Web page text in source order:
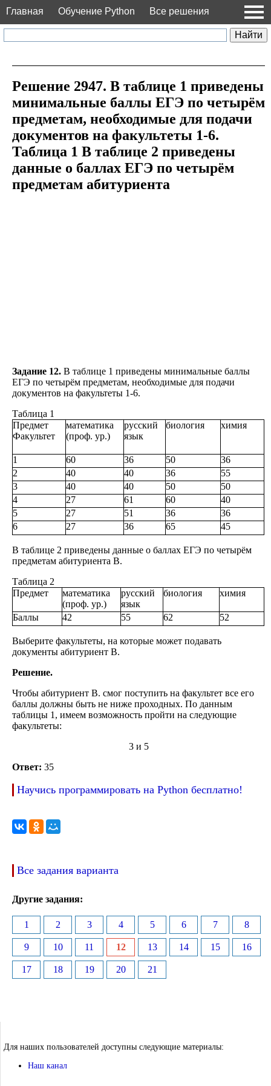
Главная Обучение Python Все решения
Решение 2947. В таблице 1 приведены
минимальные баллы ЕГЭ по четырём
предметам, необходимые для подачи
документов на факультеты 1-6.
Таблица 1 В таблице 2 приведены
данные о баллах ЕГЭ по четырём
предметам абитуриента
Задание 12. В таблице 1 приведены минимальные баллы
ЕГЭ по четырём предметам, необходимые для подачи
документов на факультеты 1-6.
Таблица 1
Предмет
Факультет
математика
(проф. ур.)
русский
язык
биология химия
1 60 36 50
36
2
40 40 36
55
3
40 40 50
50
4
27 61 60
40
5
27 51 36
36
6
27 36 65 45
В таблице 2 приведены данные о баллах ЕГЭ по четырём
предметам абитуриента В.
Таблица 2
Предмет
математика
(проф. ур.)
русский
язык
биология химия
Баллы 42 55 62 52
Выберите факультеты, на которые может подавать
документы абитуриент В.
Решение.
Чтобы абитуриент В. смог поступить на факультет все его
баллы должны быть не ниже проходных. По данным
таблицы 1, имеем возможность пройти на следующие
факультеты:
3 и 5
Ответ: 35
Научись программировать на Python бесплатно!
Все задания варианта
Другие задания:
1 2 3 4 5 6 7 8
9 10 11 12 13 14 15 16
17 18 19 20 21
Для наших пользователей доступны следующие материалы:
Наш канал